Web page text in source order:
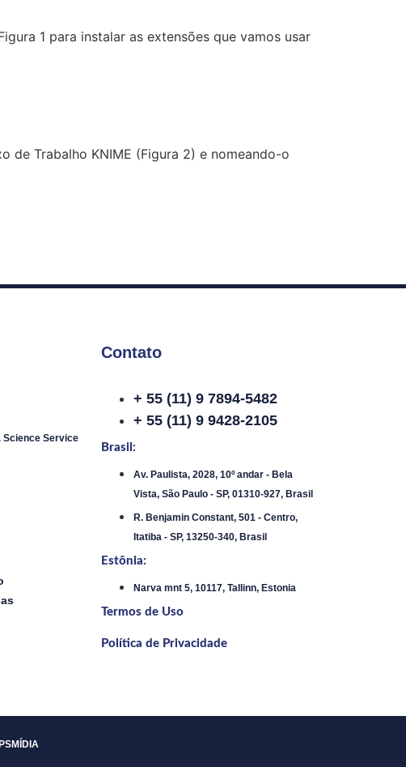
1 para instalar as extensões que vamos usar
de Trabalho KNIME (Figura 2) e nomeando-o
Service
Contato
+ 55 (11) 9 7894-5482
+ 55 (11) 9 9428-2105
Brasil:
Av. Paulista, 2028, 10º andar - Bela
Vista, São Paulo - SP, 01310-927, Brasil
R. Benjamin Constant, 501 - Centro,
Itatiba - SP, 13250-340, Brasil
Estônia:
Narva mnt 5, 10117, Tallinn, Estonia
Termos de Uso
Política de Privacidade